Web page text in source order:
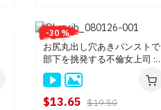
-30 %
お尻丸出し穴あきパンストで
部下を挑発する不倫女上司 :
白石ゆり
$13.65 $19.50